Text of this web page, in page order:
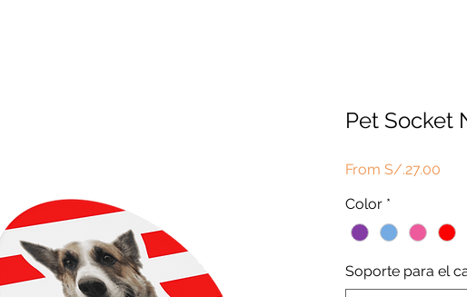
Pet Socket
From S/.27.00
Color *
Soporte para el